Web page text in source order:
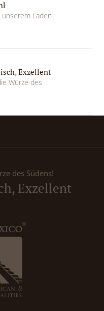
Laden
Exzellent
Würze des
des Südens!
Exzellent